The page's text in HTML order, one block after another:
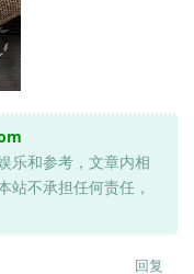
乐和参考，文章内相
站不承担任何责任，
回复